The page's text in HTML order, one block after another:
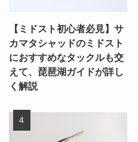
【ミドスト初心者必見】サ
カマタシャッドのミドスト
におすすめなタックルも交
えて、琵琶湖ガイドが詳し
く解説